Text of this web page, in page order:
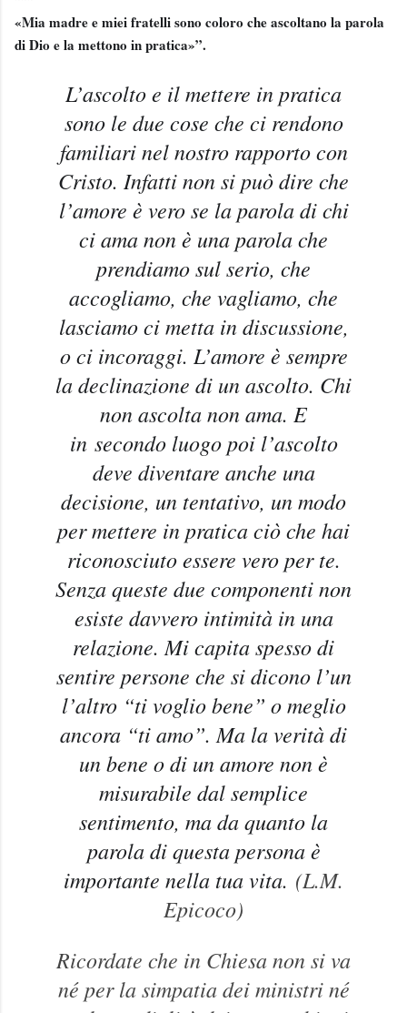
«Mia madre e miei fratelli sono coloro che ascoltano la parola
di Dio e la mettono in pratica»”.
L’ascolto e il mettere in pratica
sono le due cose che ci rendono
familiari nel nostro rapporto con
Cristo. Infatti non si può dire che
l’amore è vero se la parola di chi
ci ama non è una parola che
prendiamo sul serio, che
accogliamo, che vagliamo, che
lasciamo ci metta in discussione,
o ci incoraggi. L’amore è sempre
la declinazione di un ascolto. Chi
non ascolta non ama. E
in secondo luogo poi l’ascolto
deve diventare anche una
decisione, un tentativo, un modo
per mettere in pratica ciò che hai
riconosciuto essere vero per te.
Senza queste due componenti non
esiste davvero intimità in una
relazione. Mi capita spesso di
sentire persone che si dicono l’un
l’altro “ti voglio bene” o meglio
ancora “ti amo”. Ma la verità di
un bene o di un amore non è
misurabile dal semplice
sentimento, ma da quanto la
parola di questa persona è
importante nella tua vita. (L.M.
Epicoco)
Ricordate che in Chiesa non si va
né per la simpatia dei ministri né